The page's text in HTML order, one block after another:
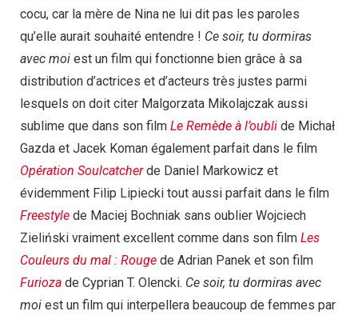
cocu, car la mère de Nina ne lui dit pas les paroles
qu’elle aurait souhaité entendre ! Ce soir, tu dormiras
avec moi est un film qui fonctionne bien grâce à sa
distribution d’actrices et d’acteurs très justes parmi
lesquels on doit citer Malgorzata Mikolajczak aussi
sublime que dans son film Le Remède à l’oubli de Michał
Gazda et Jacek Koman également parfait dans le film
Opération Soulcatcherde Daniel Markowicz et
évidemment Filip Lipiecki tout aussi parfait dans le film
Freestyle de Maciej Bochniak sans oublier Wojciech
Zieliński vraiment excellent comme dans son film Les
Couleurs du mal : Rouge de Adrian Panek et son film
Furioza de Cyprian T. Olencki. Ce soir, tu dormiras avec
moi est un film qui interpellera beaucoup de femmes par